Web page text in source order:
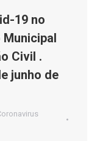
19 no
Municipal
Civil .
junho de